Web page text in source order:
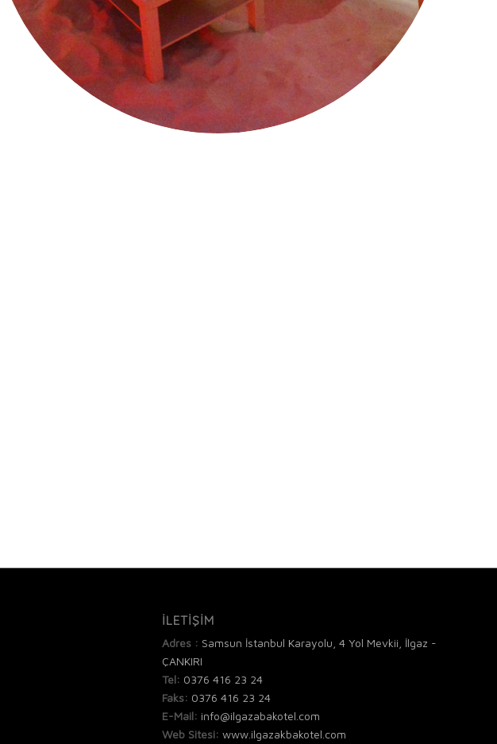
İLETİŞİM
Adres : Samsun İstanbul Karayolu, 4 Yol Mevkii, İlgaz -
ÇANKIRI
Tel: 0376 416 23 24
Faks: 0376 416 23 24
E-Mail: info@ilgazabakotel.com
Web Sitesi:www.ilgazakbakotel.com